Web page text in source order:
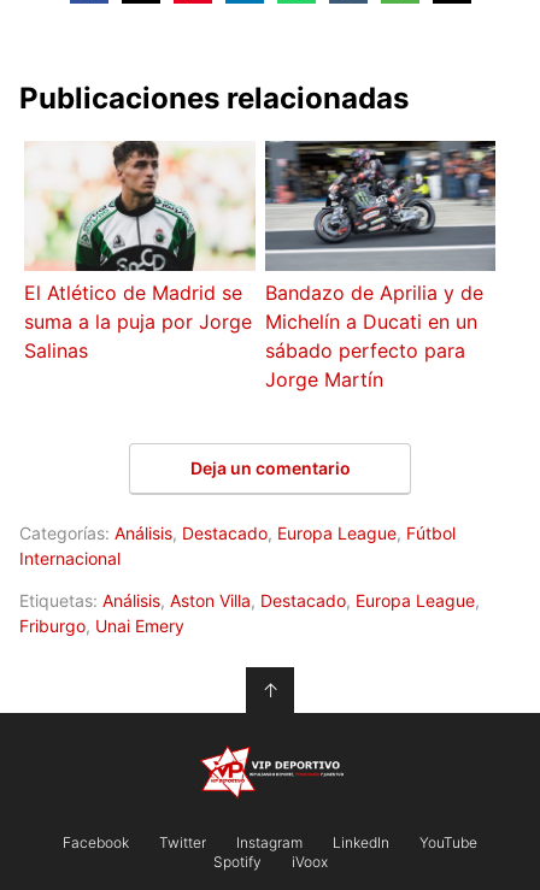
Publicaciones relacionadas
El Atlético de Madrid se
suma a la puja por Jorge
Salinas
Bandazo de Aprilia y de
Michelín a Ducati en un
sábado perfecto para
Jorge Martín
Deja un comentario
Categorías: Análisis, Destacado, Europa League, Fútbol
Internacional
Etiquetas: Análisis, Aston Villa, Destacado, Europa League,
Friburgo, Unai Emery
↑
Facebook Twitter Instagram LinkedIn
YouTube
Spotify
iVoox